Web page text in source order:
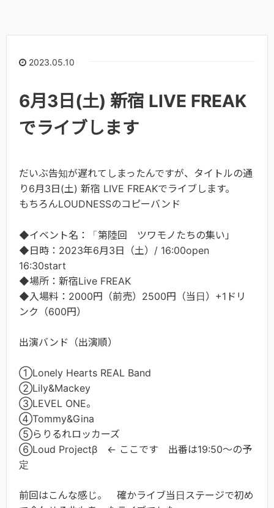
2023.05.10
6月3日(土) 新宿 LIVE FREAK
でライブします
だいぶ告知が遅れてしまったんですが、タイトルの通
り6月3日(土) 新宿 LIVE FREAKでライブします。
もちろんLOUDNESSのコピーバンド
◆イベント名：「第陸回 ツワモノたちの集い」
◆日時：2023年6月3日（土）/ 16:00open
16:30start
◆場所：新宿Live FREAK
◆入場料：2000円（前売）2500円（当日）+1ドリ
ンク（600円）
出演バンド（出演順）
①Lonely Hearts REAL Band
②Lily&Mackey
③LEVEL ONE。
④Tommy&Gina
⑤らりるれロッカーズ
⑥Loud Projectβ ← ここです 出番は19:50～の予
定
前回はこんな感じ。 確かライブ当日ステージで初め